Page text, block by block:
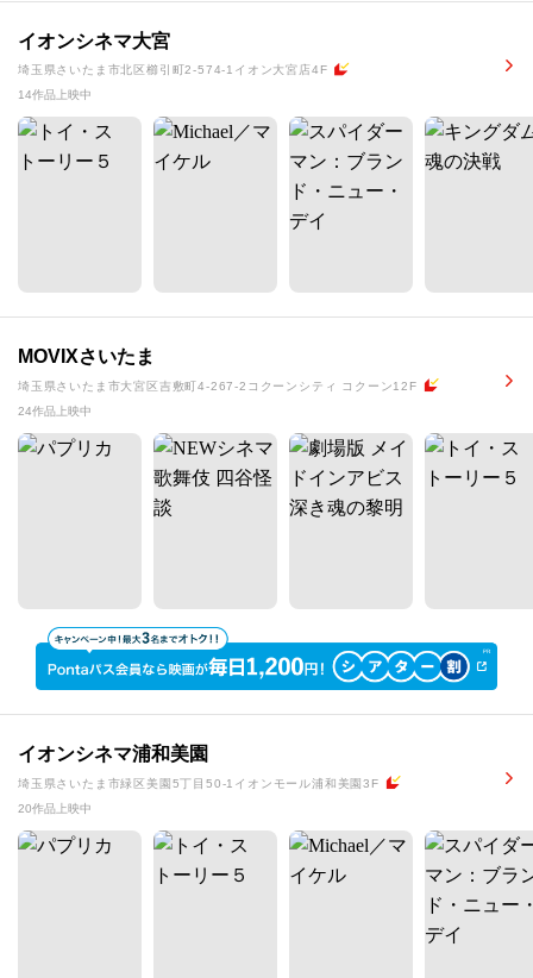
イオンシネマ大宮
埼玉県さいたま市北区櫛引町2-574-1イオン大宮店4F
14作品上映中
MOVIXさいたま
埼玉県さいたま市大宮区吉敷町4-267-2コクーンシティ コクーン12F
24作品上映中
イオンシネマ浦和美園
埼玉県さいたま市緑区美園5丁目50-1イオンモール浦和美園3F
20作品上映中